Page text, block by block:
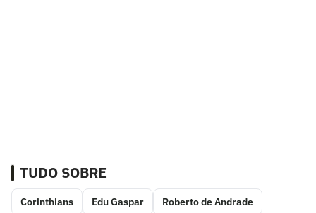
TUDO SOBRE
Corinthians Edu Gaspar Roberto de Andrade